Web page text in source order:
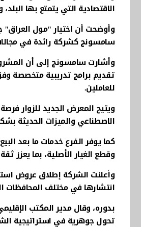
الاقتصادية التي يتمتع بها
وأوضحت أن اختيار "مول العراق"
سامسونج كشركة رائدة في مجالات
وأشارت سامسونج إلى أن
تقديم برامج تدريبية متخصصة
للعاملين.
ويتيح المعرض الجديد للزوار
الاصطناعي والميزات الحديثة
كما يوفر الفرع خدمات ما بعد
وقطع الغيار الأصلية، بما يعزز
وأعلنت الشركة إطلاق عروض
انتشارها في مختلف المحافظات
بدوره، وقال مدير المكتب
تحول جوهرية في استراتيجية